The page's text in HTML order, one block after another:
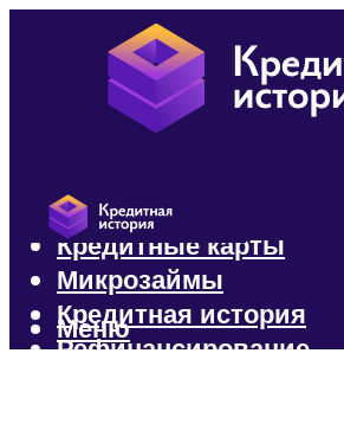
Кредиты
Кредитные карты
Микрозаймы
Кредитная история
Рефинансирование
Меню